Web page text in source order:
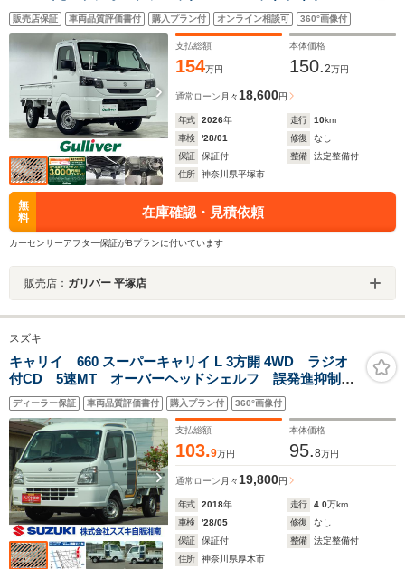
ートライト AHB レーンキープアシスト デュアルセ
ンサーブレーキサポート スペアキー コーナーセンサ
ー 誤発進抑制機能 ABS
販売店保証 車両品質評価書付 購入プラン付 オンライン相談可 360°画像付
支払総額
154万円
本体価格
150.2万円
通常ローン 月々 18,600円
年式 2026年 走行 10km
車検
'28/01 修復
なし
保証
保証付 整備
法定整備付
住所
神奈川県平塚市
無
料
在庫確認・見積依頼
カーセンサーアフター保証がBプランに付いています
販売店： ガリバー 平塚店
スズキ
キャリイ 660 スーパーキャリイ L 3方開 4WD ラジオ
付CD 5速MT オーバーヘッドシェルフ 誤発進抑制機
能 後方誤発進抑制機能 電源ソケット 荷台ステップ
シートバックスペースアングルポスト 三方開
ディーラー保証 車両品質評価書付 購入プラン付 360°画像付
支払総額
103.9万円
本体価格
95.8万円
通常ローン 月々19,800円
年式 2018年 走行 4.0万km
車検
'28/05 修復
なし
保証
保証付 整備
法定整備付
住所
神奈川県厚木市